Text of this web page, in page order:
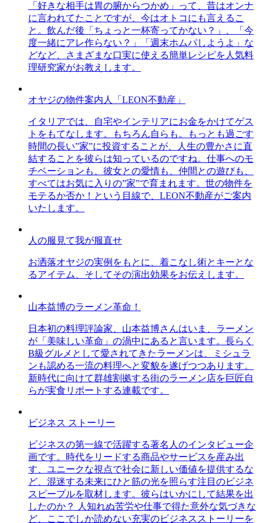
「好きな相手は胃の腑からつかめ」って、昔はオンナ
に言われてたことですが、今はオトコにも言えるこ
と。飲んだ後「ちょっと一杯寄ってかない？」、「今
度一緒にアレ作らない？」「週末ホムパしようよ」な
どなど、さまざまな口実に使える簡単レシピを人気料
理研究家がお教えします。
オヤジの物件案内人「LEON不動産」
イタリアでは、自宅やインテリアにお金をかけてゲス
トをもてなします。もちろん自らも。もっとも過ごす
時間の長い”家”に投資することが、人生の豊かさに直
結することを彼らは知っているのですね。仕事へのモ
チベーションも、彼女との愛情も、仲間との遊びも、
すべてはお気に入りの”家”で育まれます。世の物件を
モテるか否か！という目線で、LEON不動産がご案内
いたします。
人の服見て我が服直せ
お洒落オヤジの実例をもとに、着こなし術とキーとな
るアイテム、そしてその演出効果をお伝えします。
山本益博のラーメン革命！
日本初の料理評論家、山本益博さんはいま、ラーメン
が「美味しい革命」の渦中にあると言います。長らく
B級グルメとして愛されてきたラーメンは、ミシュラ
ンも認める一流の料理へと変貌を遂げつつあります。
新時代に向けて群雄割拠する街のラーメン店を巨匠自
らが実食リポートする連載です。
ビジネス ストーリー
ビジネスの第一線で活躍する著名人のインタビュー企
画です。時代をリードする商品やサービスを産み出
す、ユニークな視点で社会に新しい価値を提供するな
ど、混迷する未来にひと筋の光を照らす注目のビジネ
スピープルを取材します。彼らはいかにして結果を出
したのか？ 人知れぬ苦労や仕事で得た意外な気づきな
ど、ここでしか読めない充実のビジネスストーリーを